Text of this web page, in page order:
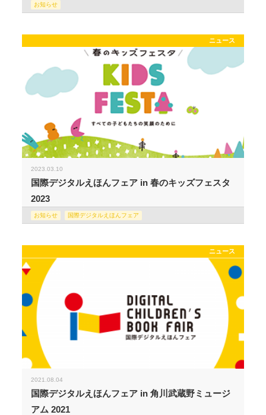
お知らせ
ニュース
2023.03.10
国際デジタルえほんフェア in 春のキッズフェスタ
2023
お知らせ 国際デジタルえほんフェア
ニュース
2021.08.04
国際デジタルえほんフェア in 角川武蔵野ミュージ
アム 2021